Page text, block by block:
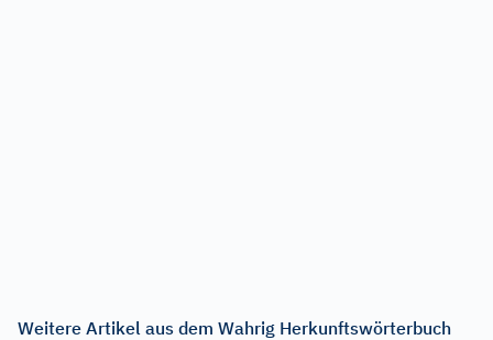
Weitere Artikel aus dem Wahrig Herkunftswörterbuch